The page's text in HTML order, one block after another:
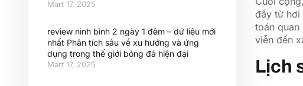
đấy từ hơi
toán quan
viễn đến
Lịch
Mart 17, 2025
review ninh bình 2 ngày 1 đêm – dữ liệu mới
nhất Phân tích sâu về xu hướng và ứng
dụng trong thế giới bóng đá hiện đại
Mart 17, 2025